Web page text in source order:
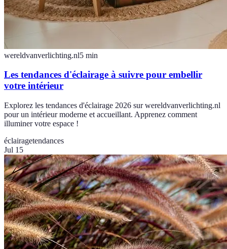
wereldvanverlichting.nl5 min
Les tendances d'éclairage à suivre pour embellir
votre intérieur
Explorez les tendances d'éclairage 2026 sur wereldvanverlichting.nl
pour un intérieur moderne et accueillant. Apprenez comment
illuminer votre espace !
éclairagetendances
Jul 15